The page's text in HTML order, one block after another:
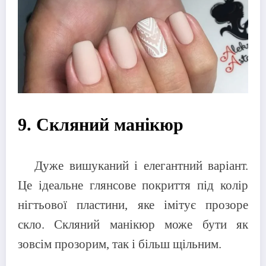
9. Скляний манікюр
Дуже вишуканий і елегантний варіант.
Це ідеальне глянсове покриття під колір
нігтьової пластини, яке імітує прозоре
скло. Скляний манікюр може бути як
зовсім прозорим, так і більш щільним.